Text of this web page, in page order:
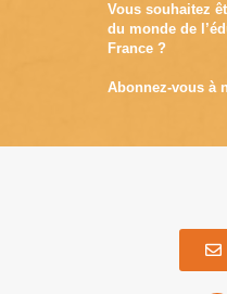
Vous souhaitez
du monde de
France ?
Abonnez-vous à